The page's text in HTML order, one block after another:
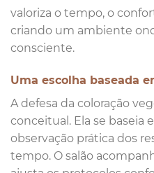
valoriza o tempo, o
criando um ambiente
consciente.
Uma escolha baseada
A defesa da coloração
conceitual. Ela se baseia
observação prática dos
tempo. O salão